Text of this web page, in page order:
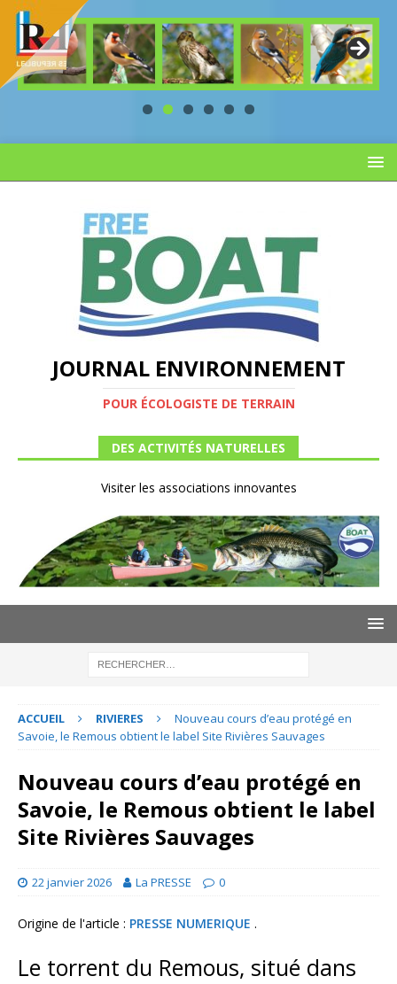
JOURNAL ENVIRONNEMENT
POUR ÉCOLOGISTE DE TERRAIN
DES ACTIVITÉS NATURELLES
Visiter les associations innovantes
ACCUEIL RIVIERES
Nouveau cours d’eau protégé en
Savoie, le Remous obtient le label Site Rivières Sauvages
Nouveau cours d’eau protégé en
Savoie, le Remous obtient le label
Site Rivières Sauvages
22 janvier 2026 La PRESSE 0
Origine de l'article : PRESSE NUMERIQUE .
Le torrent du Remous, situé dans